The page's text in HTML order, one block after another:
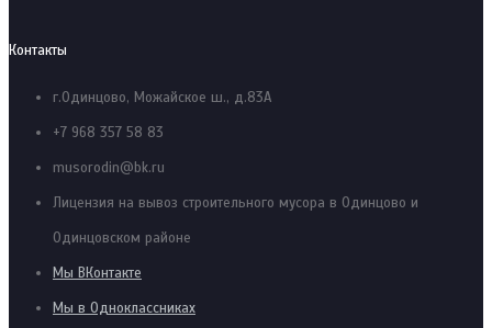
Контакты
г.Одинцово, Можайское ш., д.83А
+7 968 357 58 83
musorodin@bk.ru
Лицензия на вывоз строительного мусора в Одинцово и
Одинцовском районе
Мы ВКонтакте
Мы в Одноклассниках